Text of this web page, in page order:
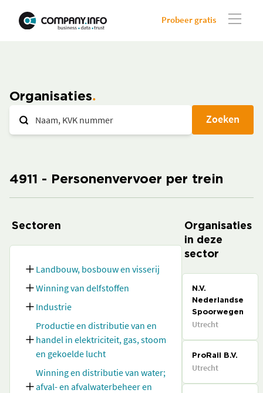
Probeer gratis
Organisaties
Zoeken
4911 - Personenvervoer per trein
Sectoren
Landbouw, bosbouw en visserij
Winning van delfstoffen
Industrie
Productie en distributie van en
handel in elektriciteit, gas, stoom
en gekoelde lucht
Winning en distributie van water;
afval- en afvalwaterbeheer en
Organisaties
in deze
sector
N.V.
Nederlandse
Spoorwegen
Utrecht
ProRail B.V.
Utrecht